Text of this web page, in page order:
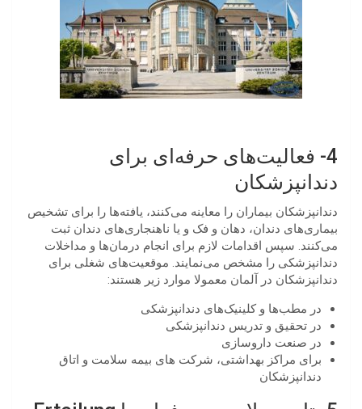
4- فعالیت‌های حرفه‌ای برای
دندانپزشکان
دندانپزشکان بیماران را معاینه می‌کنند، یافته‌ها را برای تشخیص
بیماری‌های دندان، دهان و فک و یا ناهنجاری‌های دندان ثبت
می‌کنند. سپس اقدامات لازم برای انجام درمان‌ها و مداخلات
دندانپزشکی را مشخص می‌نمایند. موقعیت‌های شغلی برای
دندانپزشکان در آلمان معمولا موارد زیر هستند:
در مطب‌ها و کلینیک‌های دندانپزشکی
در تحقیق و تدریس دندانپزشکی
در صنعت داروسازی
برای مراکز بهداشتی، شرکت های بیمه سلامت و اتاق
دندانپزشکان